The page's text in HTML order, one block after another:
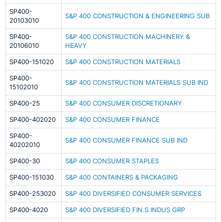
SP400-
20103010
S&P 400 CONSTRUCTION & ENGINEERING SUB
SP400-
20106010
S&P 400 CONSTRUCTION MACHINERY &
HEAVY
SP400-151020 S&P 400 CONSTRUCTION MATERIALS
SP400-
15102010
S&P 400 CONSTRUCTION MATERIALS SUB IND
SP400-25 S&P 400 CONSUMER DISCRETIONARY
SP400-402020 S&P 400 CONSUMER FINANCE
SP400-
40202010
S&P 400 CONSUMER FINANCE SUB IND
SP400-30 S&P 400 CONSUMER STAPLES
SP400-151030 S&P 400 CONTAINERS & PACKAGING
SP400-253020 S&P 400 DIVERSIFIED CONSUMER SERVICES
SP400-4020 S&P 400 DIVERSIFIED FIN.S INDUS GRP